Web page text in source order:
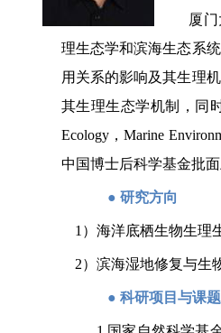
厦
理生态学和滨海生态系
用关系的影响及其生理
其生理生态学机制，同
Ecology，Marine
中国博士后科学基金批
● 研究方向
1 ）海洋底栖生物生理
2）滨海湿地修复与生
● 科研项目与课题